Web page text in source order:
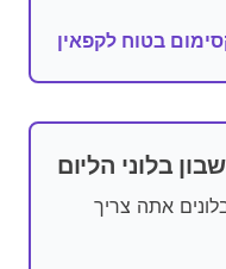
בטוח לקפאין
בלוני הליום
אתה צריך